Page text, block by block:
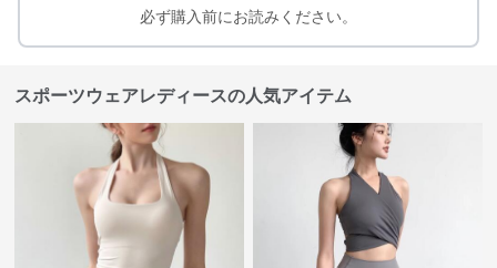
必ず購入前にお読みください。
スポーツウェアレディースの人気アイテム